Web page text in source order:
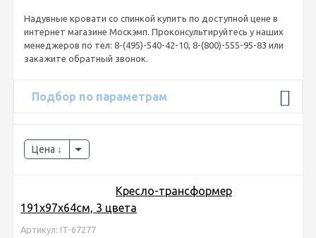
Надувные кровати со спинкой купить по доступной цене в
интернет магазине Москэмп. Проконсультируйтесь у наших
менеджеров по тел: 8-(495)-540-42-10, 8-(800)-555-95-83 или
закажите обратный звонок.
Подбор по параметрам
Цена
Кресло-трансформер
191х97х64см, 3 цвета
Артикул: IT-67277